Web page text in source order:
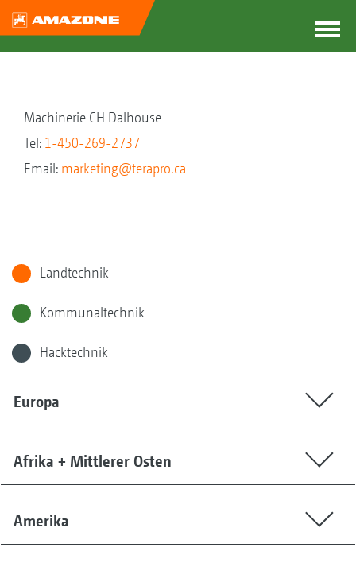
Machinerie CH Dalhouse
Tel: 1-450-269-2737
Email: marketing@terapro.ca
Landtechnik
Kommunaltechnik
Hacktechnik
Europa
Afrika + Mittlerer Osten
Amerika